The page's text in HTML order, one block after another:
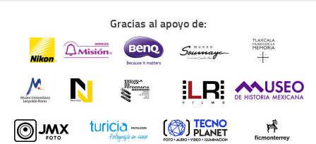
Gracias al apoyo de: